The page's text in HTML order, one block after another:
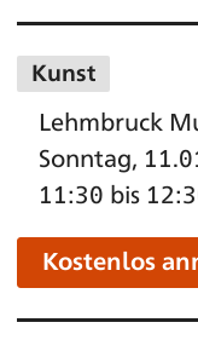
Kunst
Lehmbruck
Sonntag,
11:30 bis
Kostenlos